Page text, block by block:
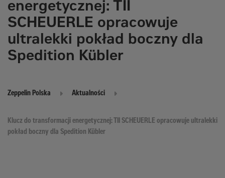
energetycznej: TII
SCHEUERLE opracowuje
ultralekki pokład boczny dla
Spedition Kübler
Zeppelin Polska Aktualności
Klucz do transformacji energetycznej: TII SCHEUERLE opracowuje ultralekki
pokład boczny dla Spedition Kübler